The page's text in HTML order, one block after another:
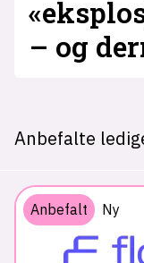
– og
Anbefalte
Anbefalt Ny